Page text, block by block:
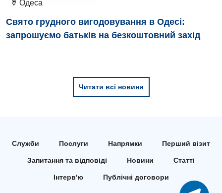
Проктологія
Пульмонологія
Терапевтичне відділення
Травматологія і ортопедія
Урологічне відділення
Одеса
Свято грудного вигодовування в Одесі:
запрошуємо батьків на безкоштовний захід
Читати всі новини
Служби Послуги Напрямки Перший візит
Запитання та відповіді Новини Статті
Інтерв'ю Публічні договори